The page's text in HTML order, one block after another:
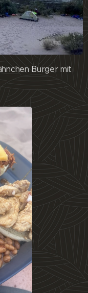
Burger mit